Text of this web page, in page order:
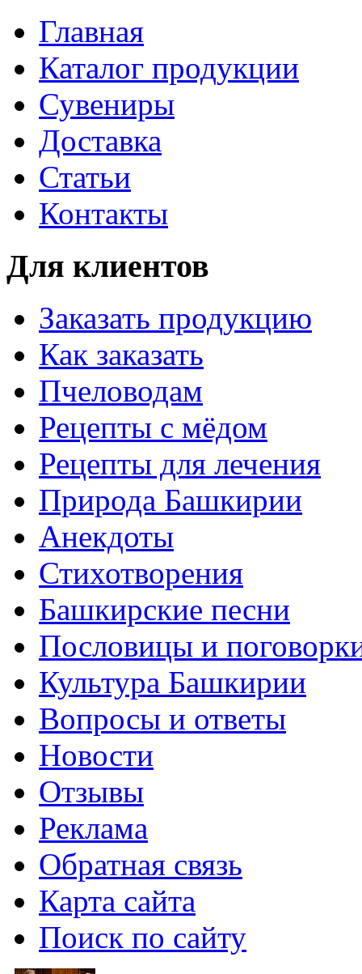
Главная
Каталог продукции
Сувениры
Доставка
Статьи
Контакты
Для клиентов
Заказать продукцию
Как заказать
Пчеловодам
Рецепты с мёдом
Рецепты для лечения
Природа Башкирии
Анекдоты
Стихотворения
Башкирские песни
Пословицы и
Культура Башкирии
Вопросы и ответы
Новости
Отзывы
Реклама
Обратная связь
Карта сайта
Поиск по сайту